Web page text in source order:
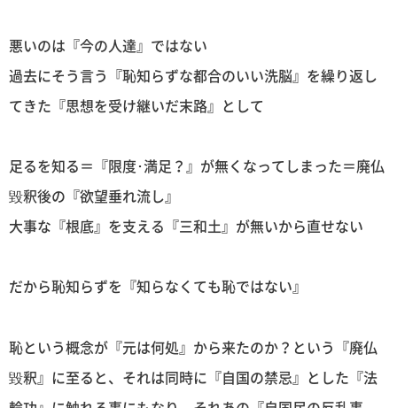
悪いのは『今の人達』ではない
過去にそう言う『恥知らずな都合のいい洗脳』を繰り返し
てきた『思想を受け継いだ末路』として
足るを知る＝『限度･満足？』が無くなってしまった＝廃仏
毀釈後の『欲望垂れ流し』
大事な『根底』を支える『三和土』が無いから直せない
だから恥知らずを『知らなくても恥ではない』
恥という概念が『元は何処』から来たのか？という『廃仏
毀釈』に至ると、それは同時に『自国の禁忌』とした『法